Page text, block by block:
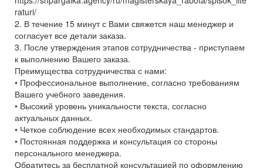
raturi/
2. В течение 15 минут с Вами свяжется наш менеджер и
согласует все детали заказа.
3. После утверждения этапов сотрудничества - приступаем
к выполнению Вашего заказа.
Преимущества сотрудничества с нами:
• Профессиональное выполнение, согласно требованиям
Вашего учебного заведения.
• Высокий уровень уникальности текста, согласно
актуальных данных.
• Четкое соблюдение всех необходимых стандартов.
• Постоянная поддержка и консультация со стороны
персонального менеджера.
Обратитесь за бесплатной консультацией по оформлению